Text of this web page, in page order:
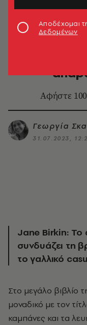
© Mike McKeown/
Αφήστε
Γεωργία
31.07.2023,
Jane Birkin: Το
συνδυάζει τη
το γαλλικό
Στo μεγάλο βιβλίο της μόδας υπάρχει ένα κεφάλαιο
μοναδικό με τον
καμπάνες και τα
Αποδέχομαι
Δεδομένων